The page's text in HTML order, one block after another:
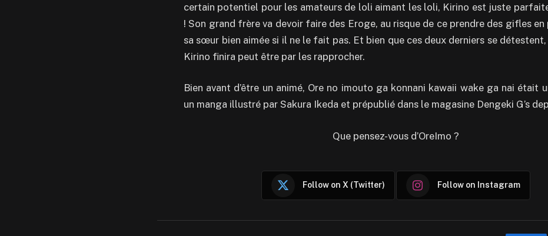
certain potentiel pour les amateurs de loli aimant les loli, Kirino est juste
! Son grand frère va devoir faire des Eroge, au risque de ce prendre des gifles
sa sœur bien aimée si il ne le fait pas. Et bien que ces deux derniers se
Kirino finira peut être par les rapprocher.
Bien avant d’être un animé, Ore no imouto ga konnani kawaii wake ga nai était
un manga illustré par Sakura Ikeda et prépublié dans le magasine Dengeki G’s
Que pensez-vous d’OreImo ?
Follow on X (Twitter) Follow on Instagram